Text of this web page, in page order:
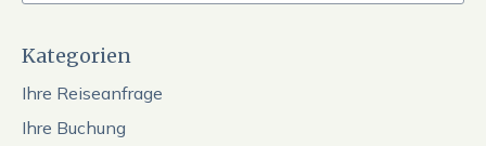
Kategorien
Ihre Reiseanfrage
Ihre Buchung